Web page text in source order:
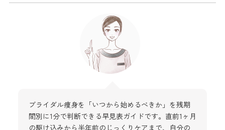
ブライダル痩身を「いつから始めるべきか」を残期
間別に1分で判断できる早見表ガイドです。直前1ヶ月
の駆け込みから半年前のじっくりケアまで、自分の